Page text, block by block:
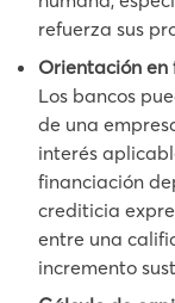
refuerza sus
Orientación
Los bancos
de una
interés
financiación
crediticia
entre una
incremento